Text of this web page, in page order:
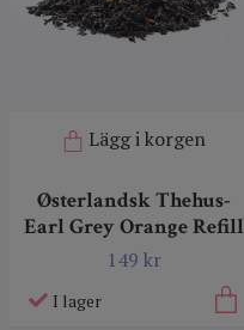
Lägg i korgen
Østerlandsk Thehus-
Earl Grey Orange Refill
149 kr
I lager